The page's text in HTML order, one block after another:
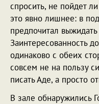
спросить, не пойдет
это явно лишнее: в
предпочитал
Заинтересованность
одинаково с обеих
совсем не на пользу
писать Аде, а просто
В зале обнаружились